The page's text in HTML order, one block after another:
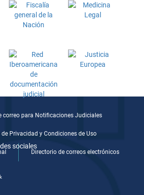
correo para Notificaciones Judiciales
Privacidad y Condiciones de Uso
Directorio de correos electrónicos
sociales